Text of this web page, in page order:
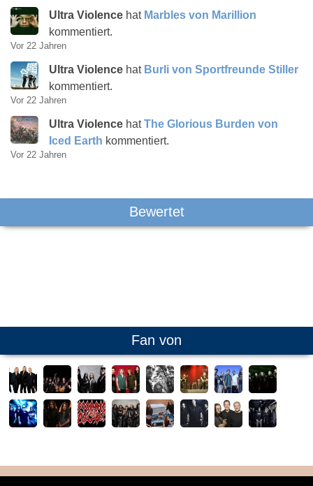
Ultra Violence hat Marbles von Marillion
kommentiert.
Vor 22 Jahren
Ultra Violence hat Burli von Sportfreunde Stiller
kommentiert.
Vor 22 Jahren
Ultra Violence hatThe Glorious Burden von
Iced Earth kommentiert.
Vor 22 Jahren
Bewertet
Fan von